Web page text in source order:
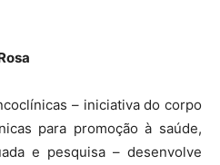
– iniciativa do corpo
para promoção à saúde,
e pesquisa – desenvolve